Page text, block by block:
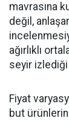
mavrasına
değil,
ağırlıklı
seyir
Fiyat
but